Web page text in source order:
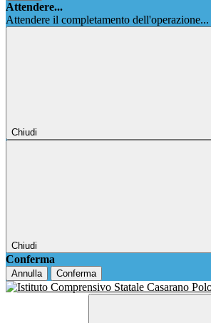
Attendere...
Attendere il completamento dell'operazione...
Chiudi
Chiudi
Conferma
Annulla Conferma